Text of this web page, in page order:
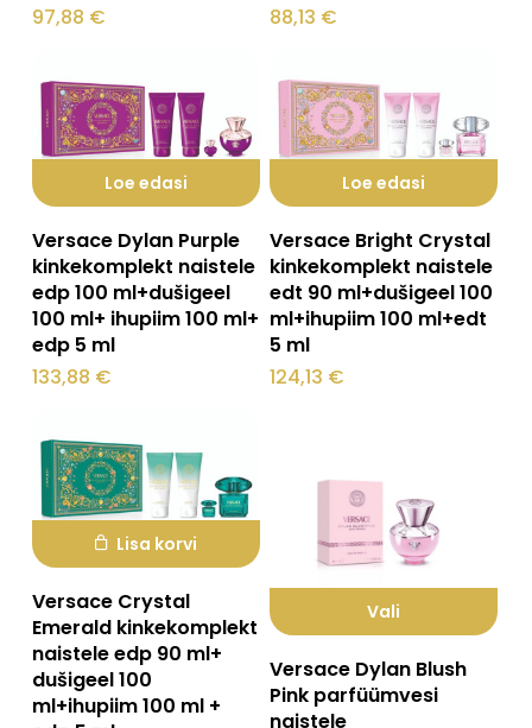
97,88 €
88,13 €
Loe edasi
Versace Dylan Purple
kinkekomplekt naistele
edp 100 ml+dušigeel
100 ml+ ihupiim 100 ml+
edp 5 ml
133,88 €
Loe edasi
Versace Bright Crystal
kinkekomplekt naistele
edt 90 ml+dušigeel 100
ml+ihupiim 100 ml+edt
5 ml
124,13 €
Lisa korvi
Versace Crystal
Emerald kinkekomplekt
naistele edp 90 ml+
dušigeel 100
ml+ihupiim 100 ml +
Vali
tootel
on
Versace Dylan Blush
Pink parfüümvesi
naistele